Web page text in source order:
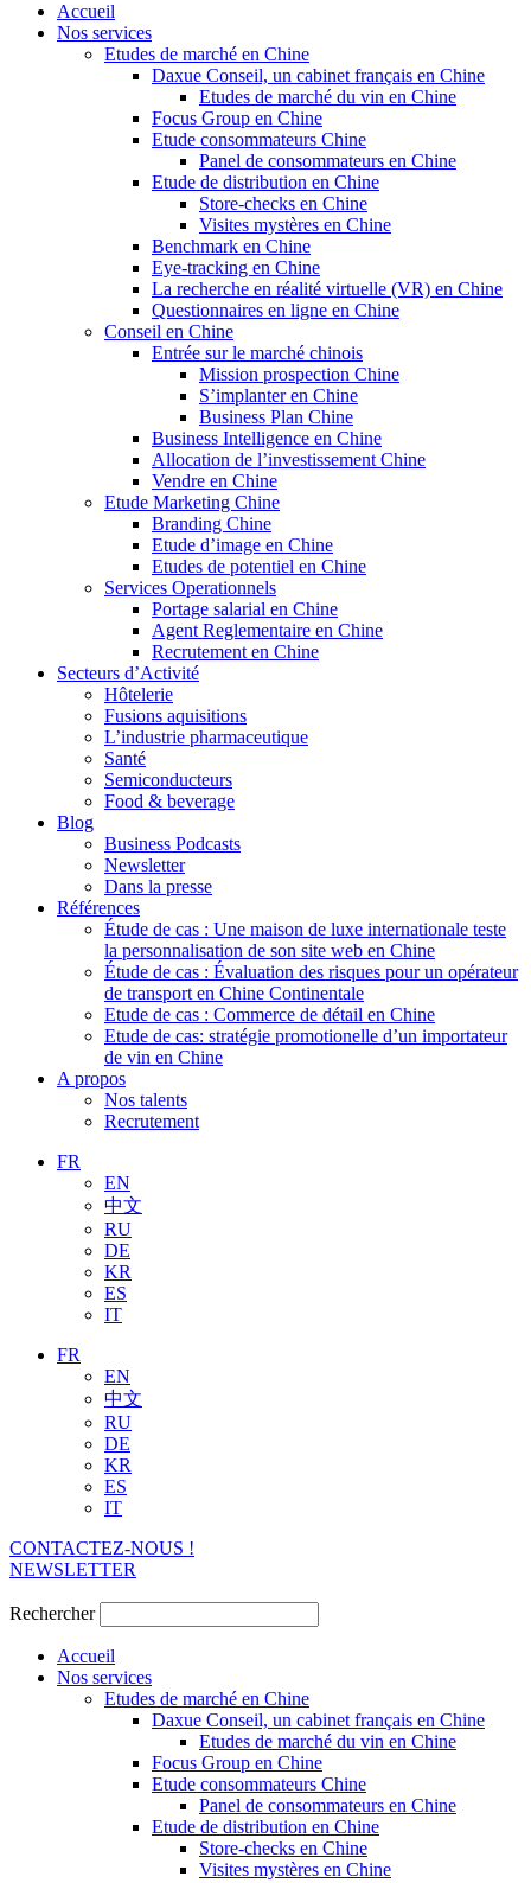
Accueil
Nos services
Etudes de marché en Chine
Daxue Conseil, un cabinet français en Chine
Etudes de marché du vin en Chine
Focus Group en Chine
Etude consommateurs Chine
Panel de consommateurs en Chine
Etude de distribution en Chine
Store-checks en Chine
Visites mystères en Chine
Benchmark en Chine
Eye-tracking en Chine
La recherche en réalité virtuelle (VR) en Chine
Questionnaires en ligne en Chine
Conseil en Chine
Entrée sur le marché chinois
Mission prospection Chine
S’implanter en Chine
Business Plan Chine
Business Intelligence en Chine
Allocation de l’investissement Chine
Vendre en Chine
Etude Marketing Chine
Branding Chine
Etude d’image en Chine
Etudes de potentiel en Chine
Services Operationnels
Portage salarial en Chine
Agent Reglementaire en Chine
Recrutement en Chine
Secteurs d’Activité
Hôtelerie
Fusions aquisitions
L’industrie pharmaceutique
Santé
Semiconducteurs
Food & beverage
Blog
Business Podcasts
Newsletter
Dans la presse
Références
Étude de cas : Une maison de luxe internationale teste
la personnalisation de son site web en Chine
Étude de cas : Évaluation des risques pour un opérateur
de transport en Chine Continentale
Etude de cas : Commerce de détail en Chine
Etude de cas: stratégie promotionelle d’un importateur
de vin en Chine
A propos
Nos talents
Recrutement
FR
EN
中文
RU
DE
KR
ES
IT
FR
EN
中文
RU
DE
KR
ES
IT
CONTACTEZ-NOUS !
NEWSLETTER
Rechercher
Accueil
Nos services
Etudes de marché en Chine
Daxue Conseil, un cabinet français en Chine
Etudes de marché du vin en Chine
Focus Group en Chine
Etude consommateurs Chine
Panel de consommateurs en Chine
Etude de distribution en Chine
Store-checks en Chine
Visites mystères en Chine